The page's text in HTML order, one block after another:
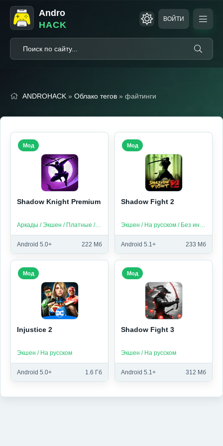
Andro
HACK
ВОЙТИ
ANDROHACK » Облако тегов » файтинги
Shadow Knight Premium
Аркады / Экшен / Платные / На русском / Без интернета
Android 5.0+ 222 Мб
Мод
Shadow Fight 2
Экшен / На русском / Без интернета
Android 5.1+ 233 Мб
Мод
Injustice 2
Экшен / На русском
Android 5.0+ 1.6 Гб
Мод
Shadow Fight 3
Экшен / На русском
Android 5.1+ 312 Мб
Мод